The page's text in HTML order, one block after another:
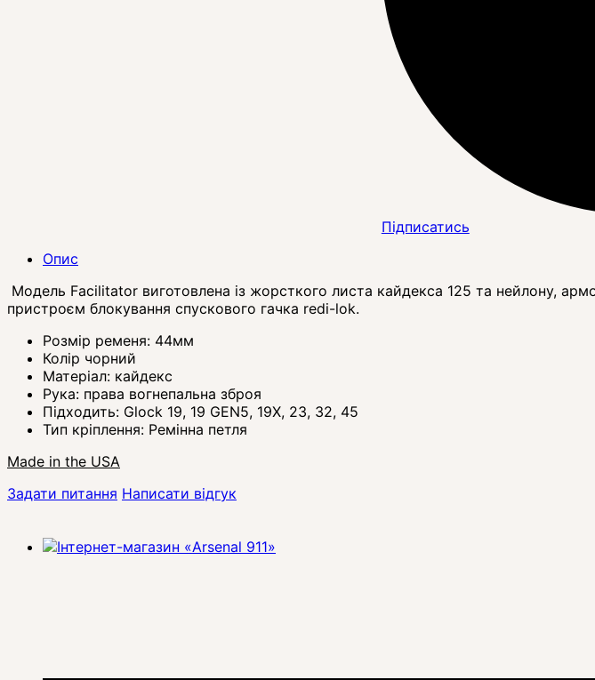
Підписатись
Опис
Модель Facilitator виготовлена із жорсткого листа кайдекса 125 та нейлону,
пристроєм блокування спускового гачка redi-lok.
Розмір ременя: 44мм
Колір чорний
Матеріал: кайдекс
Рука: права вогнепальна зброя
Підходить: Glock 19, 19 GEN5, 19X, 23, 32, 45
Тип кріплення: Ремінна петля
Made in the USA
Задати питання Написати відгук